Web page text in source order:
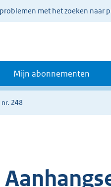
met het zoeken naar
Mijn abonnementen
248